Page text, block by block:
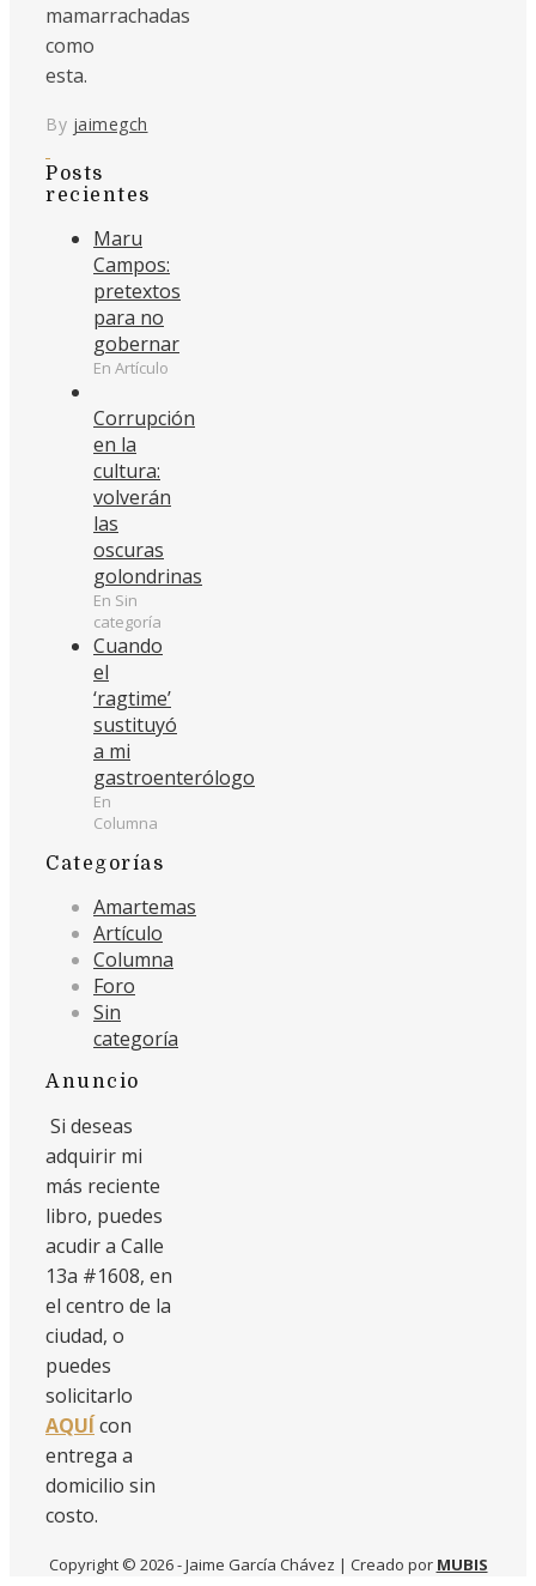
mamarrachadas
como
esta.
By jaimegch
Posts
recientes
Maru
Campos:
pretextos
para no
gobernar
En Artículo
Corrupción
en la
cultura:
volverán
las
oscuras
golondrinas
En Sin
categoría
Cuando
el
‘ragtime’
sustituyó
a mi
gastroenterólogo
En
Columna
Categorías
Amartemas
Artículo
Columna
Foro
Sin
categoría
Anuncio
Si deseas
adquirir mi
más reciente
libro, puedes
acudir a Calle
13a #1608, en
el centro de la
ciudad, o
puedes
solicitarlo
AQUÍcon
entrega a
domicilio sin
costo.
Copyright © 2026 - Jaime García Chávez | Creado por MUBIS